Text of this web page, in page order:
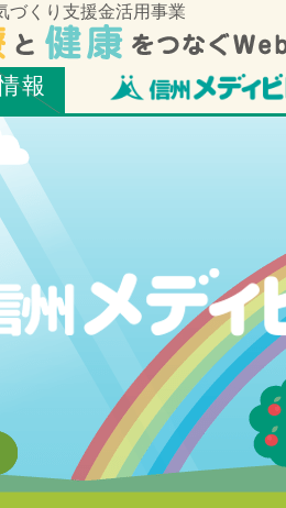
づくり支援金活用事業
報